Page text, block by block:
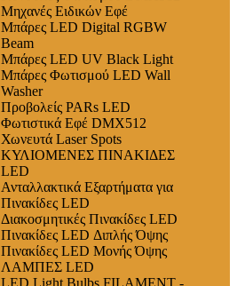
Μηχανές Ειδικών Εφέ
Μπάρες LED Digital RGBW
Beam
Μπάρες LED UV Black Light
Μπάρες Φωτισμού LED Wall
Washer
Προβολείς PARs LED
Φωτιστικά Εφέ DMX512
Χωνευτά Laser Spots
ΚΥΛΙΟΜΕΝΕΣ ΠΙΝΑΚΙΔΕΣ
LED
Ανταλλακτικά Εξαρτήματα για
Πινακίδες LED
Διακοσμητικές Πινακίδες LED
Πινακίδες LED Διπλής Όψης
Πινακίδες LED Μονής Όψης
ΛΑΜΠΕΣ LED